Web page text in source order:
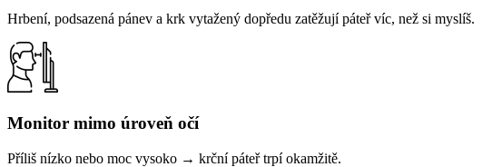
Hrbení, podsazená pánev a krk vytažený dopředu zatěžují páteř víc, než si myslíš.
Monitor mimo úroveň očí
Příliš nízko nebo moc vysoko → krční páteř trpí okamžitě.